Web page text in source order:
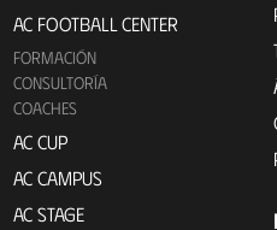
AC FOOTBALL CENTER
FORMACIÓN
CONSULTORÍA
COACHES
AC CUP
AC CAMPUS
AC STAGE